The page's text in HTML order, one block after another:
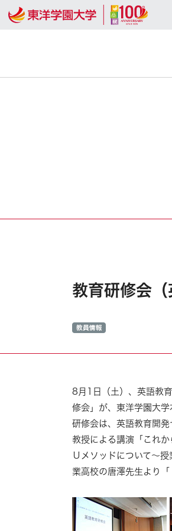
教育研修会
8月1日（土）、英語教
修会」が、東洋学園大
研修会は、英語教育開
教授による講演「これ
Ｕメソッドについて～授
業高校の唐澤先生より